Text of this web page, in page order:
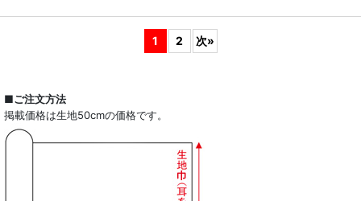
1 2 次»
■ご注文方法
掲載価格は生地50cmの価格です。